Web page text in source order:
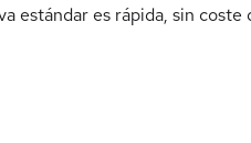
estándar es rápida, sin coste